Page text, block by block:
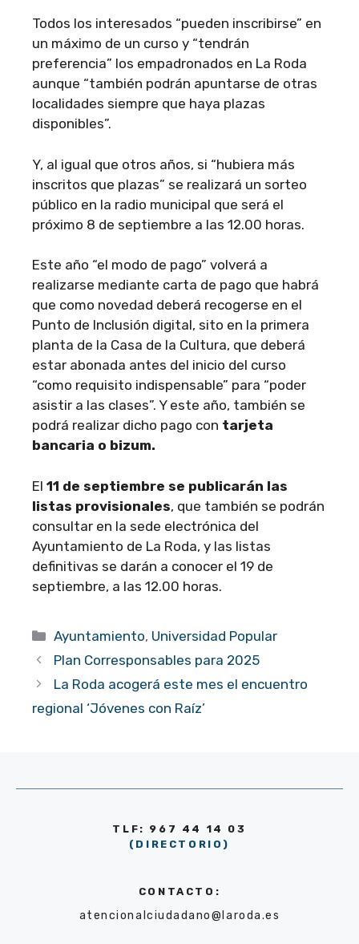
Todos los interesados “pueden inscribirse” en
un máximo de un curso y “tendrán
preferencia” los empadronados en La Roda
aunque “también podrán apuntarse de otras
localidades siempre que haya plazas
disponibles”.
Y, al igual que otros años, si “hubiera más
inscritos que plazas” se realizará un sorteo
público en la radio municipal que será el
próximo 8 de septiembre a las 12.00 horas.
Este año “el modo de pago” volverá a
realizarse mediante carta de pago que habrá
que como novedad deberá recogerse en el
Punto de Inclusión digital, sito en la primera
planta de la Casa de la Cultura, que deberá
estar abonada antes del inicio del curso
“como requisito indispensable” para “poder
asistir a las clases”. Y este año, también se
podrá realizar dicho pago con tarjeta
bancaria o bizum.
El 11 de septiembre se publicarán las
listas provisionales, que también se podrán
consultar en la sede electrónica del
Ayuntamiento de La Roda, y las listas
definitivas se darán a conocer el 19 de
septiembre, a las 12.00 horas.
Categorías
Ayuntamiento, Universidad Popular
Plan Corresponsables para 2025
La Roda acogerá este mes el encuentro
regional ‘Jóvenes con Raíz’
TLF: 967 44 14 03
(DIRECTORIO)
CONTACTO:
atencionalciudadano@laroda.es